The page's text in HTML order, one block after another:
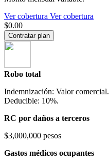
Ver cobertura Ver cobertura
$0.00
Contratar plan
Robo total
Indemnización: Valor comercial.
Deducible: 10%.
RC por daños a terceros
$3,000,000 pesos
Gastos médicos ocupantes